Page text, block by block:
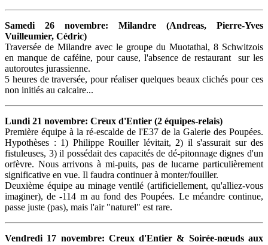
Samedi 26 novembre: Milandre (Andreas, Pierre-Yves
Vuilleumier, Cédric)
Traversée de Milandre avec le groupe du Muotathal, 8 Schwitzois
en manque de caféine, pour cause, l'absence de restaurant sur les
autoroutes jurassienne.
5 heures de traversée, pour réaliser quelques beaux clichés pour ces
non initiés au calcaire...
Lundi 21 novembre: Creux d'Entier (2 équipes-relais)
Première équipe à la ré-escalde de l'E37 de la Galerie des Poupées.
Hypothèses : 1) Philippe Rouiller lévitait, 2) il s'assurait sur des
fistuleuses, 3) il possédait des capacités de dé-pitonnage dignes d'un
orfèvre. Nous arrivons à mi-puits, pas de lucarne particulièrement
significative en vue. Il faudra continuer à monter/fouiller.
Deuxième équipe au minage ventilé (artificiellement, qu'alliez-vous
imaginer), de -114 m au fond des Poupées. Le méandre continue,
passe juste (pas), mais l'air "naturel" est rare.
Vendredi 17 novembre: Creux d'Entier & Soirée-nœuds aux